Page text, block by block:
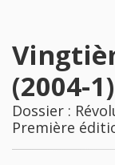
(2004-1)
Dossier :
Première